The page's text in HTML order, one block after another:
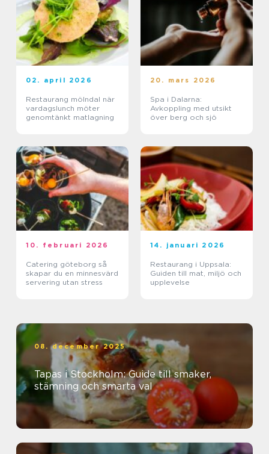
02. april 2026
Restaurang mölndal när
vardagslunch möter
genomtänkt matlagning
20. mars 2026
Spa i Dalarna:
Avkoppling med utsikt
över berg och sjö
10. februari 2026
Catering göteborg så
skapar du en minnesvärd
servering utan stress
14. januari 2026
Restaurang i Uppsala:
Guiden till mat, miljö och
upplevelse
08. december 2025
Tapas i Stockholm: Guide till smaker,
stämning och smarta val